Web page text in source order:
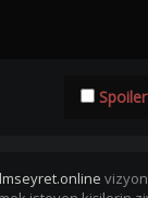
Spoiler